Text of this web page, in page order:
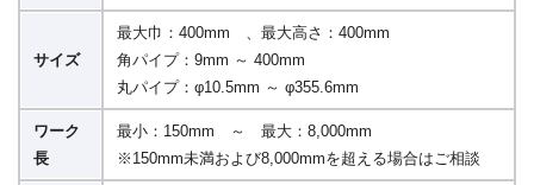
サイズ
最大巾：400mm 、最大高さ：400mm
角パイプ：9mm ～ 400mm
丸パイプ：φ10.5mm ～ φ355.6mm
ワーク
長
最小：150mm ～ 最大：8,000mm
※150mm未満および8,000mmを超える場合はご相談